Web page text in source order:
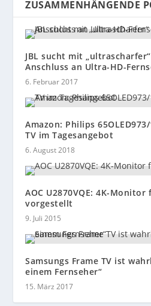
ZUSAMMENHÄNGENDE
JBL sucht mit
Anschluss an Ultra-HD-
6. Februar 2017
Amazon: Philips
TV im Tagesangebot
6. August 2018
AOC U2870VQE: 4K-Monitor
vorgestellt
9. Juli 2015
Samsungs Frame TV ist
einem Fernseher“
15. März 2017